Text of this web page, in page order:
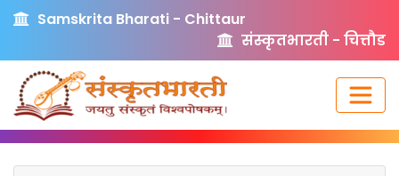
Samskrita Bharati - Chittaur
संस्कृतभारती - चित्तौड